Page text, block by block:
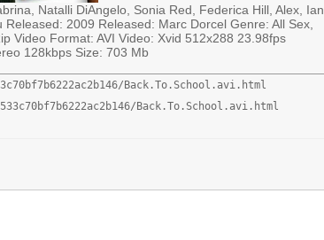
Natalli DiAngelo, Sonia Red, Federica Hill, Alex, Ian
2009 Released: Marc Dorcel Genre: All Sex,
Video Format: AVI Video: Xvid 512x288 23.98fps
128kbps Size: 703 Mb
Back.To.School.avi.html
Back.To.School.avi.html